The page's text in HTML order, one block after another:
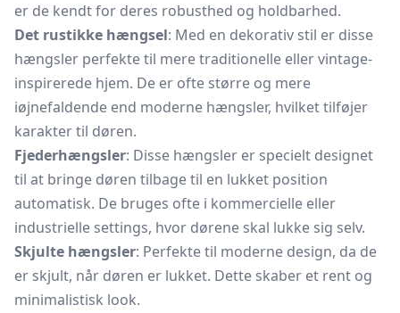
er de kendt for deres robusthed og holdbarhed.
Det rustikke hængsel: Med en dekorativ stil er disse
hængsler perfekte til mere traditionelle eller vintage-
inspirerede hjem. De er ofte større og mere
iøjnefaldende end moderne hængsler, hvilket tilføjer
karakter til døren.
Fjederhængsler: Disse hængsler er specielt designet
til at bringe døren tilbage til en lukket position
automatisk. De bruges ofte i kommercielle eller
industrielle settings, hvor dørene skal lukke sig selv.
Skjulte hængsler: Perfekte til moderne design, da de
er skjult, når døren er lukket. Dette skaber et rent og
minimalistisk look.